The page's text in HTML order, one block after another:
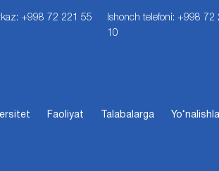
+998 72 221 55
Ishonch telefoni: +998 72
10
Faoliyat Talabalarga